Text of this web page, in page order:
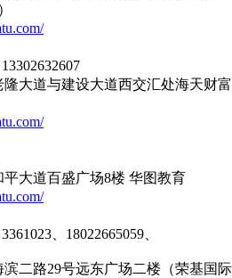
大道与建设大道西交汇处海天财富
大道百盛广场8楼 华图教育
、18022665059、
二路29号远东广场二楼（荣基国际